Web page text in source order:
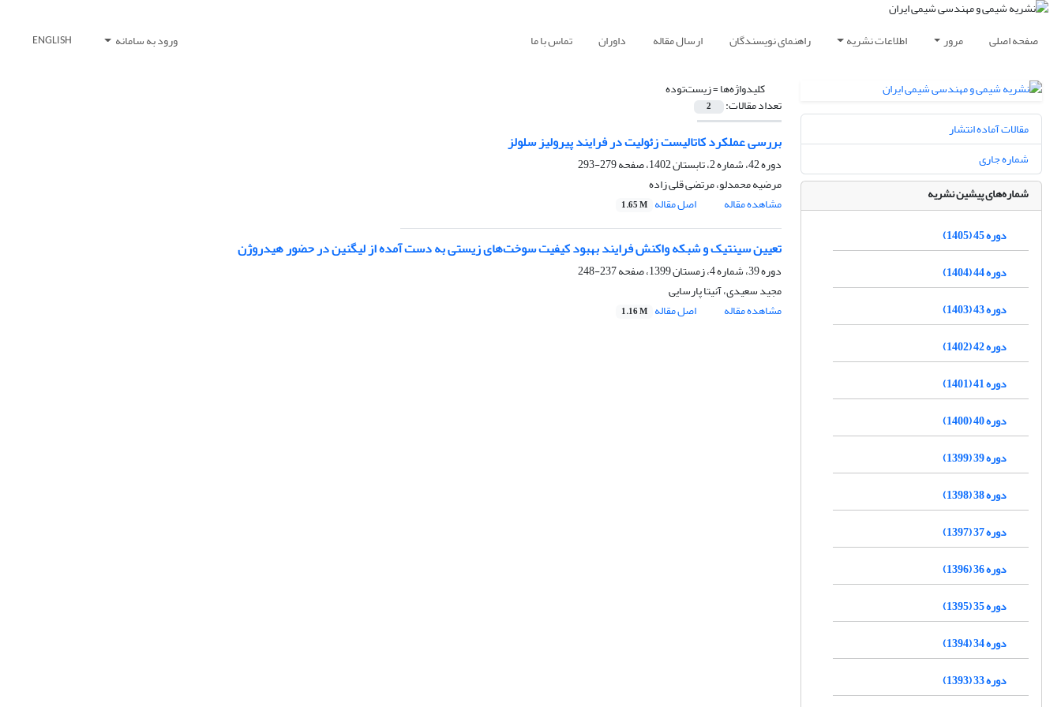
صفحه اصلی مرور اطلاعات نشریه راهنمای نویسندگان ارسال مقاله داوران تماس با ما ورود به سامانه ENGLISH
کلیدواژه‌ها =زیست‌توده
تعداد مقالات: 2
بررسی عملکرد کاتالیست زئولیت در فرایند پیرولیز سلولز
دوره 42، شماره 2، تابستان 1402، صفحه
279-293
مرضیه محمدلو، مرتضی قلی زاده
مشاهده مقاله
اصل مقاله 1.65 M
تعیین سینتیک و شبکه واکنش فرایند بهبود کیفیت سوخت‌های زیستی به دست آمده از لیگنین در حضور هیدروژن
دوره 39، شماره 4، زمستان 1399، صفحه
237-248
مجید سعیدی، آنیتا پارسایی
مشاهده مقاله
اصل مقاله 1.16 M
مقالات آماده انتشار
شماره جاری
شماره‌های پیشین نشریه
دوره 45 (1405)
دوره 44 (1404)
دوره 43 (1403)
دوره 42 (1402)
دوره 41 (1401)
دوره 40 (1400)
دوره 39 (1399)
دوره 38 (1398)
دوره 37 (1397)
دوره 36 (1396)
دوره 35 (1395)
دوره 34 (1394)
دوره 33 (1393)